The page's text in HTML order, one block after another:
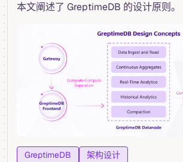
本文阐述了 GreptimeDB 的设计原则。
GreptimeDB 架构设计